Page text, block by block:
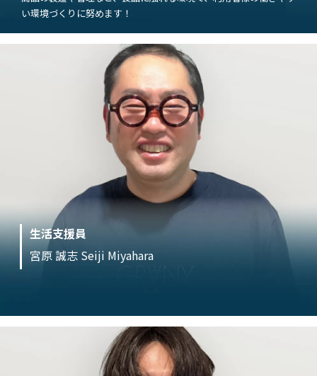
い環境づくりに努めます！
生活支援員
宮原 誠志 Seiji Miyahara